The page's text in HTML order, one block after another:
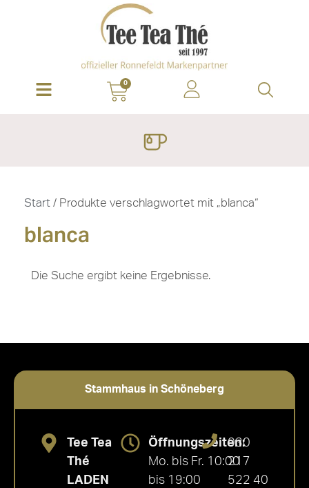
0
Start / Produkte verschlagwortet mit „blanca“
blanca
Die Suche ergibt keine Ergebnisse.
Stammhaus in Schöneberg
Tee Tea
Thé
LADEN
Öffnungszeiten:
Mo. bis Fr. 10:00
bis 19:00
030
217
522 40